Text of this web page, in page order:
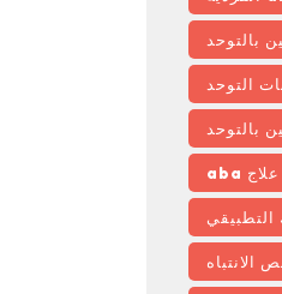
بالتوحد
التوحد
بالتوحد
علاج aba
التطبيقي
الانتباه